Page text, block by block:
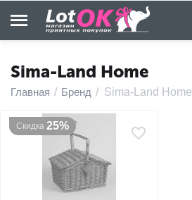
Sima-Land Home
Главная / Бренд / Sima-Land Home
Скидка 25%